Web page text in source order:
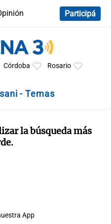
Participá
Córdoba Rosario
- Temas
la búsqueda más
App